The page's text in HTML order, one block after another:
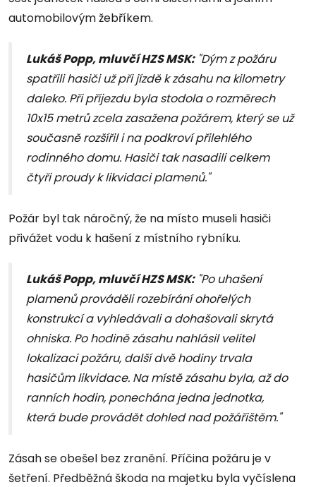
automobilovým žebříkem.
Lukáš Popp, mluvčí HZS MSK:"Dým z požáru
spatřili hasiči už při jízdě k zásahu na kilometry
daleko. Při příjezdu byla stodola o rozměrech
10x15 metrů zcela zasažena požárem, který se už
současně rozšířil i na podkroví přilehlého
rodinného domu. Hasiči tak nasadili celkem
čtyři proudy k likvidaci plamenů."
Požár byl tak náročný, že na místo museli hasiči
přivážet vodu k hašení z místního rybníku.
Lukáš Popp, mluvčí HZS MSK:"Po uhašení
plamenů prováděli rozebírání ohořelých
konstrukcí a vyhledávali a dohašovali skrytá
ohniska. Po hodině zásahu nahlásil velitel
lokalizaci požáru, další dvě hodiny trvala
hasičům likvidace. Na místě zásahu byla, až do
ranních hodin, ponechána jedna jednotka,
která bude provádět dohled nad požářištěm."
Zásah se obešel bez zranění. Příčina požáru je v
šetření. Předběžná škoda na majetku byla vyčíslena